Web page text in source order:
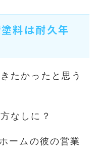
料は耐久年
たかったと思う
なしに？
ームの彼の営業